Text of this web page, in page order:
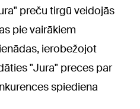
preču tirgū veidojās
pie vairākiem
ierobežojot
"Jura" preces par
spiediena